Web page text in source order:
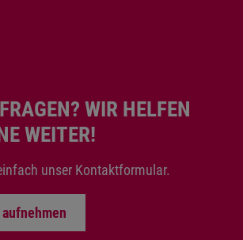
WIR HELFEN
WEITER!
unser Kontaktformular.